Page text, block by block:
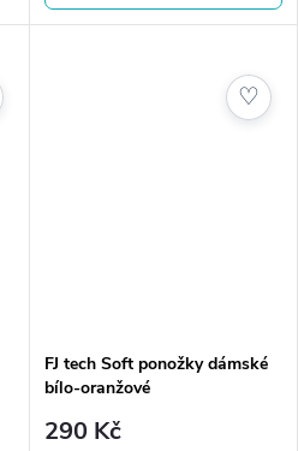
na hřišti.
FJ tech Soft ponožky dámské
bílo-oranžové
290 Kč
♡